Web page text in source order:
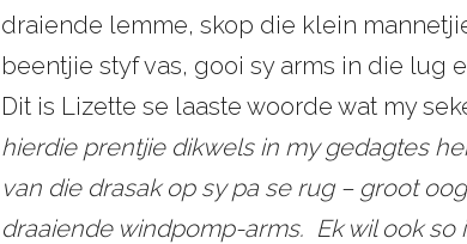
draiende lemme, skop die klein
beentjie styf vas, gooi sy arms in die lug
Dit is Lizette se laaste woorde wat my
hierdie prentjie dikwels in my gedagtes
van die drasak op sy pa se rug – groot
draaiende windpomp-arms. Ek wil ook